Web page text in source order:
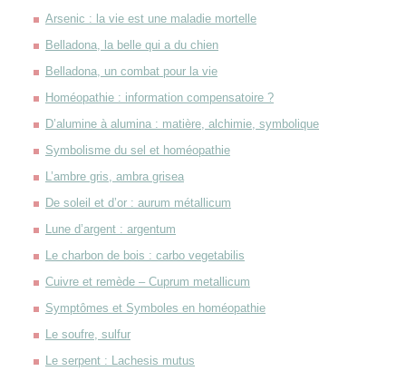
Arsenic : la vie est une maladie mortelle
Belladona, la belle qui a du chien
Belladona, un combat pour la vie
Homéopathie : information compensatoire ?
D’alumine à alumina : matière, alchimie, symbolique
Symbolisme du sel et homéopathie
L’ambre gris, ambra grisea
De soleil et d’or : aurum métallicum
Lune d’argent : argentum
Le charbon de bois : carbo vegetabilis
Cuivre et remède – Cuprum metallicum
Symptômes et Symboles en homéopathie
Le soufre, sulfur
Le serpent : Lachesis mutus